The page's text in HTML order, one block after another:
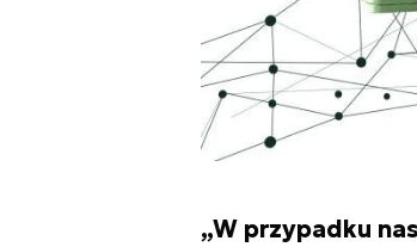
„W przypadku